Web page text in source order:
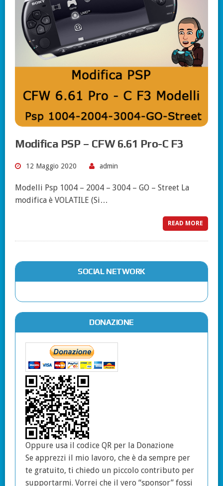
Modifica PSP – CFW 6.61 Pro-C F3
12 Maggio 2020 admin
Modelli Psp 1004 – 2004 – 3004 – GO – Street La
modifica è VOLATILE (Si…
READ MORE
SOCIAL NETWORK
DONAZIONE
Oppure usa il codice QR per la Donazione
Se apprezzi il mio lavoro, che è da sempre per
te gratuito, ti chiedo un piccolo contributo per
supportarmi. Vorrei che il vero “sponsor” fossi